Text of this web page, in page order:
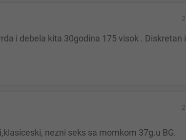
nezni seks sa momkom 37g.u BG.